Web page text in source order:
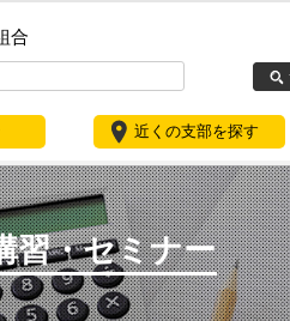
合
近くの支部を探す
習・セミナー